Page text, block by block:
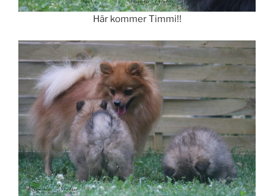
Här kommer Timmi!!